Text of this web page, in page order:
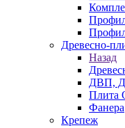
Древесно-
Назад
ДВП,
Плита
Фанера
Крепеж